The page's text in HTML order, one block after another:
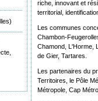
riche, innovant et
territorial,
Les communes
Chambon-
Chamond, L'Horme,
de Gier, Tartares.
Les partenaires du
Territoires, le Pôle
Métropole, Cap